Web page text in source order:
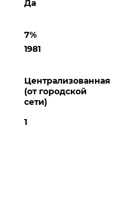
Да
7%
1981
Централизованная
(от городской
сети)
1